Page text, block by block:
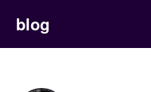
blog